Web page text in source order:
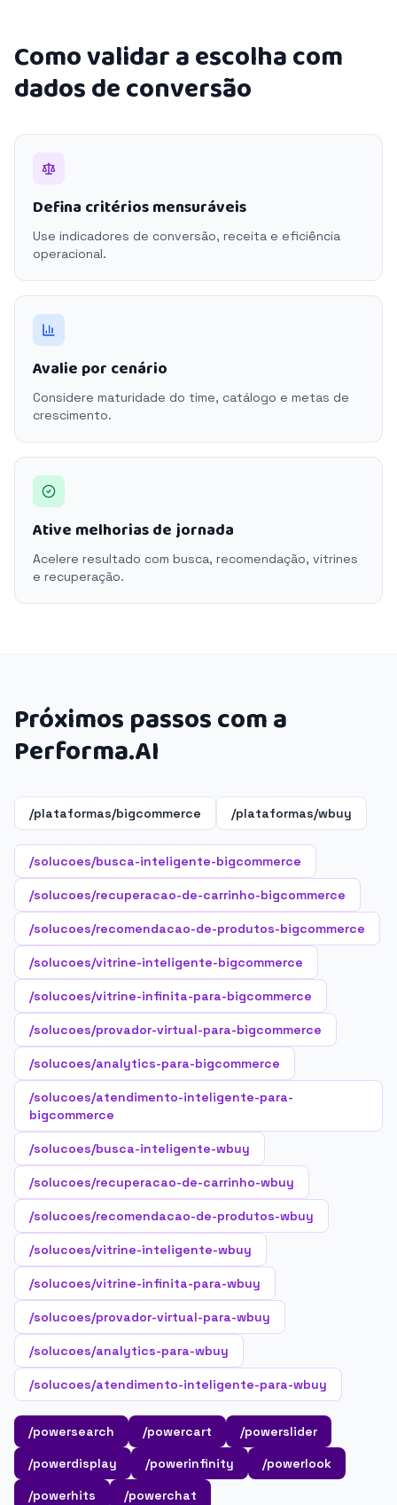
Como validar a escolha com
dados de conversão
Defina critérios mensuráveis
Use indicadores de conversão, receita e eficiência
operacional.
Avalie por cenário
Considere maturidade do time, catálogo e metas de
crescimento.
Ative melhorias de jornada
Acelere resultado com busca, recomendação, vitrines
e recuperação.
Próximos passos com a
Performa.AI
/plataformas/bigcommerce /plataformas/wbuy
/solucoes/busca-inteligente-bigcommerce
/solucoes/recuperacao-de-carrinho-bigcommerce
/solucoes/recomendacao-de-produtos-bigcommerce
/solucoes/vitrine-inteligente-bigcommerce
/solucoes/vitrine-infinita-para-bigcommerce
/solucoes/provador-virtual-para-bigcommerce
/solucoes/analytics-para-bigcommerce
/solucoes/atendimento-inteligente-para-
bigcommerce
/solucoes/busca-inteligente-wbuy
/solucoes/recuperacao-de-carrinho-wbuy
/solucoes/recomendacao-de-produtos-wbuy
/solucoes/vitrine-inteligente-wbuy
/solucoes/vitrine-infinita-para-wbuy
/solucoes/provador-virtual-para-wbuy
/solucoes/analytics-para-wbuy
/solucoes/atendimento-inteligente-para-wbuy
/powersearch /powercart
/powerslider
/powerdisplay
/powerinfinity
/powerlook
/powerhits
/powerchat